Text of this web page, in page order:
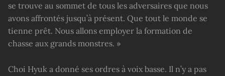
se trouve au sommet de tous les adversaires que nous
avons affrontés jusqu’à présent. Que tout le monde se
tienne prêt. Nous allons employer la formation de
chasse aux grands monstres. »
Choi Hyuk a donné ses ordres à voix basse. Il n’y a pas